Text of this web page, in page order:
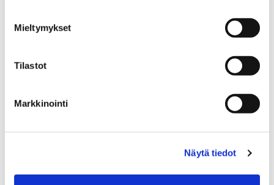
Mieltymykset
Tilastot
Markkinointi
Näytä tiedot